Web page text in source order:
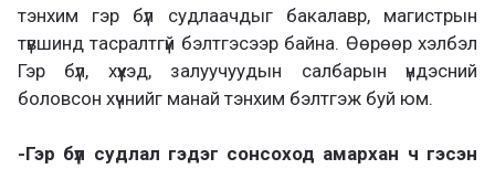
тэнхим гэр бүл судлаачдыг бакалавр, магистрын
түвшинд тасралтгүй бэлтгэсээр байна. Өөрөөр хэлбэл
Гэр бүл, хүүхэд, залуучуудын салбарын үндэсний
боловсон хүчнийг манай тэнхим бэлтгэж буй юм.
-Гэр бүл судлал гэдэг сонсоход амархан ч гэсэн